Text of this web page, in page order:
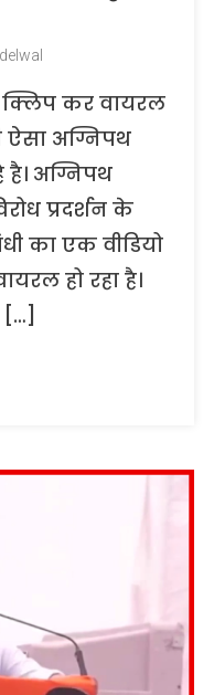
क्लिप कर वायरल
ऐसा अग्निपथ
अग्निपथ
प्रदर्शन के
का एक वीडियो
हो रहा है।